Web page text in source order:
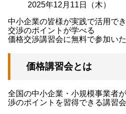
2025年12月11日（木）
中小企業の皆様が実践で活用で
交渉のポイントが学べる
価格交渉講習会に無料で参加いた
価格講習会とは
全国の中小企業・小規模事業者
渉のポイントを習得できる講習会